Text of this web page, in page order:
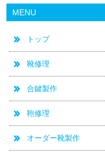
MENU
トップ
靴修理
合鍵製作
鞄修理
オーダー靴製作